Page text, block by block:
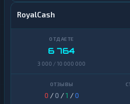
RoyalCash
6 764
3 000 / 10 000 000
0 / 0 /1 /0